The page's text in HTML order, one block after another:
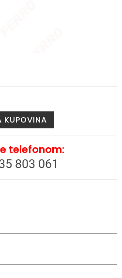
KUPOVINA
telefonom:
803 061